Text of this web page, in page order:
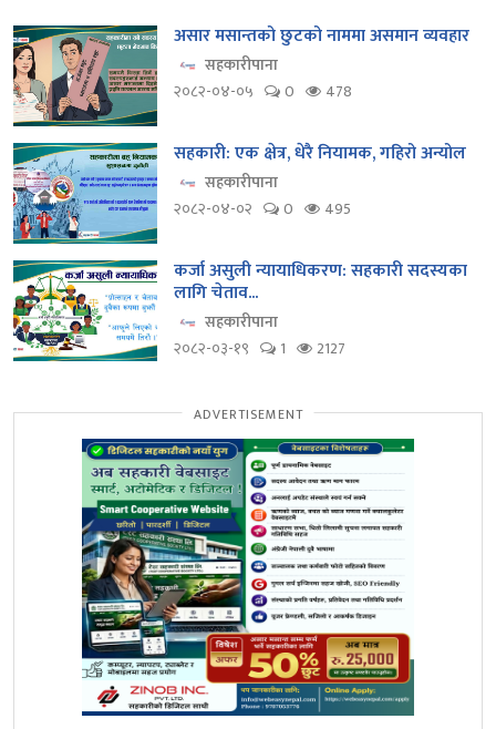
असार मसान्तको छुटको नाममा असमान व्यवहार
सहकारीपाना
२०८२-०४-०५
0 478
सहकारी: एक क्षेत्र, धेरै नियामक, गहिरो अन्योल
सहकारीपाना
२०८२-०४-०२
0 495
कर्जा असुली न्यायाधिकरण: सहकारी सदस्यका
लागि चेताव...
सहकारीपाना
२०८२-०३-१९
1 2127
ADVERTISEMENT